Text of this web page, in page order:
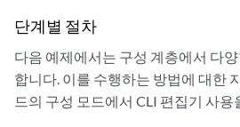
단계별 절차
다음 예제에서는 구성 계층에서 다
합니다. 이를 수행하는 방법에 대한
드의 구성 모드에서 CLI 편집기 사용